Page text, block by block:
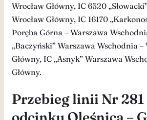
Wrocław Główny, IC 6520
Wrocław Główny, IC 16170
Poręba Górna – Warszawa
„Baczyński” Warszawa Wschodnia –
Główny, IC „Asnyk” Warszawa
Główny.
Przebieg linii Nr 281